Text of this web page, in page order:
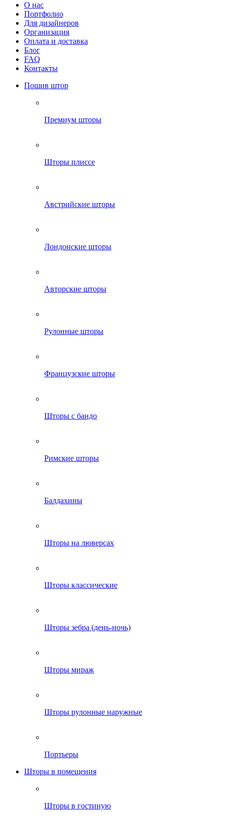
О нас
Портфолио
Для дизайнеров
Организация
Оплата и доставка
Блог
FAQ
Контакты
Пошив штор
Премиум шторы
Шторы плиссе
Австрийские шторы
Лондонские шторы
Авторские шторы
Рулонные шторы
Французские шторы
Шторы с бандо
Римские шторы
Балдахины
Шторы на люверсах
Шторы классические
Шторы зебра (день-ночь)
Шторы мираж
Шторы рулонные наружные
Портьеры
Шторы в помещения
Шторы в гостиную